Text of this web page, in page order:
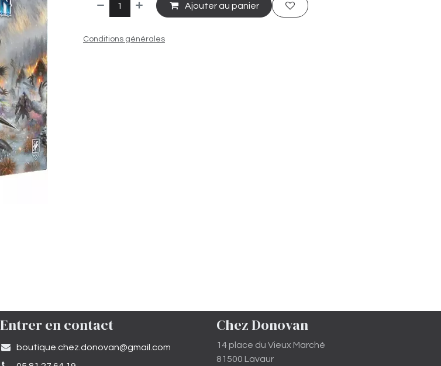
Ajouter au panier
Conditions générales
Entrer en contact
​boutique.chez.donovan@gmail.com​
Chez Donovan
14 place du Vieux Marché
81500 Lavaur